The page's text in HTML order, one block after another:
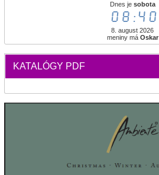
Dnes je sobota
08:40
8. august 2026
meniny má Oskar
KATALÓGY PDF